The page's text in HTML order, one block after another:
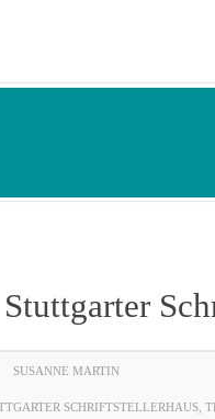
SUSANNE MARTIN
SCHRIFTSTELLERHAUS